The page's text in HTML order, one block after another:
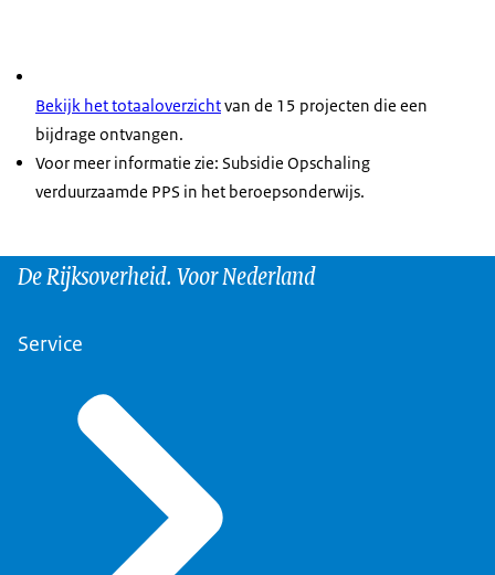
Bekijk het totaaloverzichtvan de 15 projecten die een
bijdrage ontvangen.
Voor meer informatie zie: Subsidie Opschaling
verduurzaamde PPS in het beroepsonderwijs.
De Rijksoverheid. Voor Nederland
Service